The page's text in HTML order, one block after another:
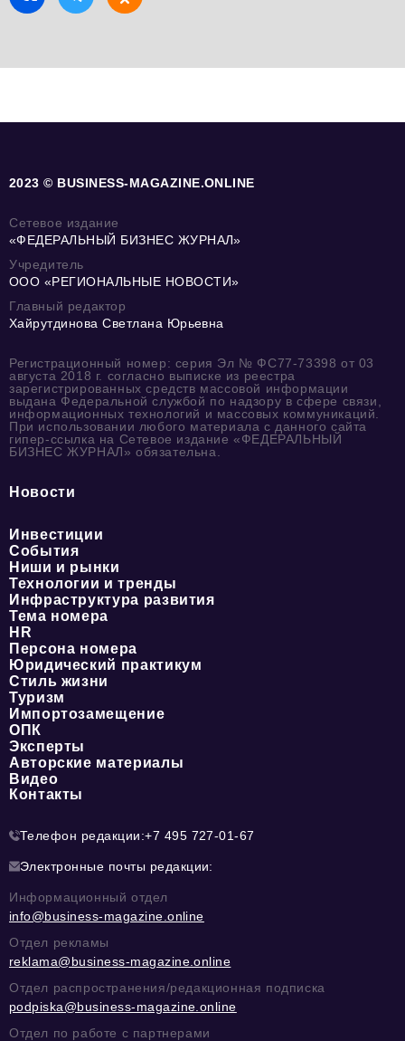
2023 © BUSINESS-MAGAZINE.ONLINE
Сетевое издание
«ФЕДЕРАЛЬНЫЙ БИЗНЕС ЖУРНАЛ»
Учредитель
ООО «РЕГИОНАЛЬНЫЕ НОВОСТИ»
Главный редактор
Хайрутдинова Светлана Юрьевна
Регистрационный номер: серия Эл № ФС77-73398 от 03
августа 2018 г. согласно выписке из реестра
зарегистрированных средств массовой информации
выдана Федеральной службой по надзору в сфере связи,
информационных технологий и массовых коммуникаций.
При использовании любого материала с данного сайта
гипер-ссылка на Сетевое издание «ФЕДЕРАЛЬНЫЙ
БИЗНЕС ЖУРНАЛ» обязательна.
Новости
Инвестиции
События
Ниши и рынки
Технологии и тренды
Инфраструктура развития
Тема номера
HR
Персона номера
Юридический практикум
Стиль жизни
Туризм
Импортозамещение
ОПК
Эксперты
Авторские материалы
Видео
Контакты
Телефон редакции:+7 495 727-01-67
Электронные почты редакции:
Информационный отдел
info@business-magazine.online
Отдел рекламы
reklama@business-magazine.online
Отдел распространения/редакционная подписка
podpiska@business-magazine.online
Отдел по работе с партнерами